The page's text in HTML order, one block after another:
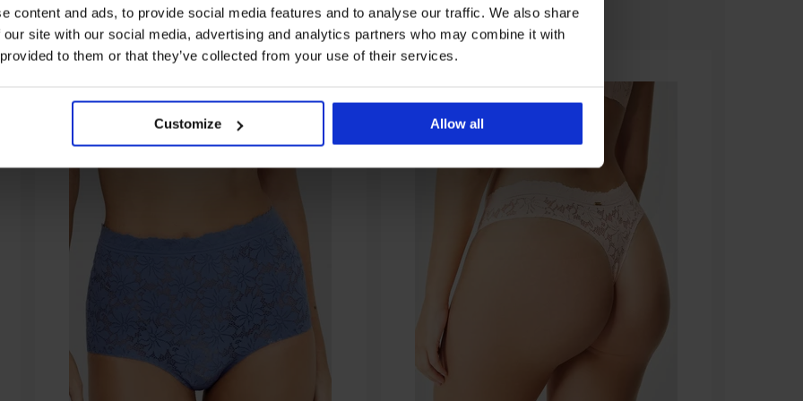
content and ads, to provide social media features and to analyse our traffic. We also share
site with our social media, advertising and analytics partners who may combine it with
to them or that they’ve collected from your use of their services.
Customize Allow all
От същата колекция